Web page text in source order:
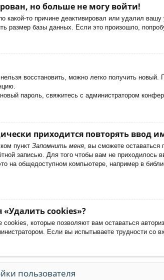
но больше не могу войти!
какой-то причине деактивировал или удалил
размер базы данных. Если это произошло,
восстановить, можно легко получить
пароль, свяжитесь с администратором
приходится повторять ввод
пункт Запомнить меня , вы сможете
записью. Для того чтобы вам не
на общедоступном компьютере, например в
cookies»?
которые позволяют вам оставаться
Если вы испытываете трудности
пользователя